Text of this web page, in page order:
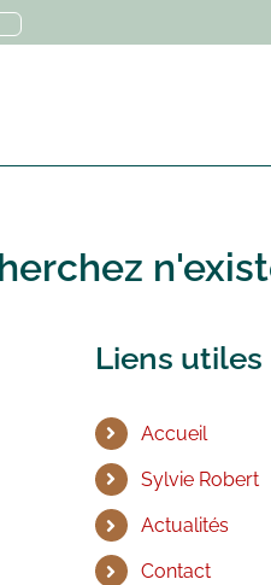
Liens utiles
Accueil
Sylvie Robert
Actualités
Contact